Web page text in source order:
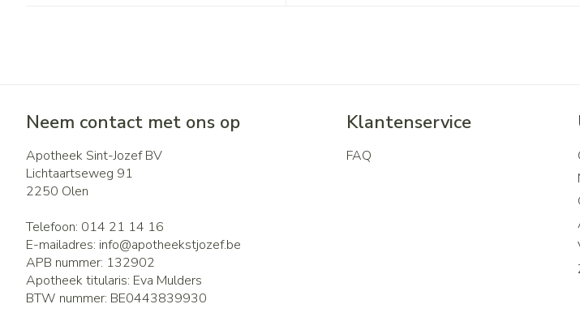
Neem contact met ons op
Apotheek Sint-Jozef BV
Lichtaartseweg 91
2250 Olen
Telefoon: 014 21 14 16
E-mailadres: info@apotheekstjozef.be
APB nummer: 132902
Apotheek titularis: Eva Mulders
BTW nummer: BE0443839930
Klantenservice
FAQ